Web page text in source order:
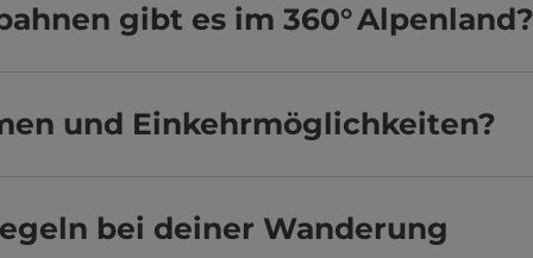
gibt es im 360° Alpenland?
und Einkehrmöglichkeiten?
bei deiner Wanderung